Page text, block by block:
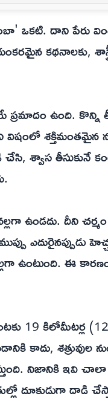
ఒకటి. దాని పేరు
కథనాలకు,
ఉంది. కొన్ని
శక్తిమంతమైన
శ్వాస తీసుకునే
దీని చర్మం
ఎదురైనప్పుడు
ఉంటుంది. ఈ
19 కిలోమీటర్ల
శత్రువుల
నిజానికి ఇవి చాలా
దూకుడుగా దాడి